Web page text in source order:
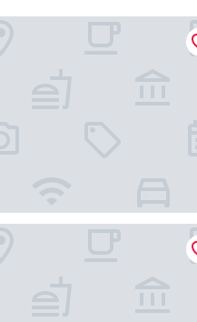
際酒店